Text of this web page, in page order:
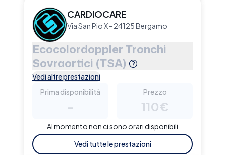
CARDIOCARE
Via San Pio X - 24125 Bergamo
Ecocolordoppler Tronchi
Sovraortici (TSA)
Vedi altre prestazioni
Prima disponibilità
-
Prezzo
110€
Al momento non ci sono orari disponibili
Vedi tutte le prestazioni